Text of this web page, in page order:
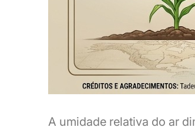
A umidade relativa do ar